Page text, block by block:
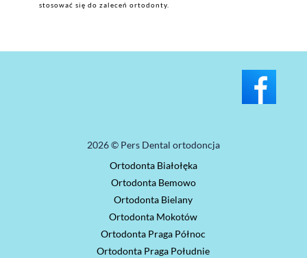
stosować się do zaleceń ortodonty.
2026 © Pers Dental ortodoncja
Ortodonta Białołęka
Ortodonta Bemowo
Ortodonta Bielany
Ortodonta Mokotów
Ortodonta Praga Północ
Ortodonta Praga Południe